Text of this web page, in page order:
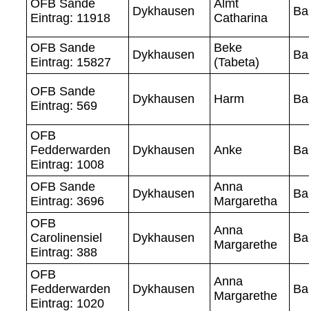
OFB Sande
Eintrag: 11918
Dykhausen
Almt
Catharina
OFB Sande
Eintrag: 15827
Dykhausen
Beke
(Tabeta)
OFB Sande
Eintrag: 569
Dykhausen Harm
OFB
Fedderwarden
Eintrag: 1008
Dykhausen Anke
OFB Sande
Eintrag: 3696
Dykhausen
Anna
Margaretha
OFB
Carolinensiel
Eintrag: 388
Dykhausen
Anna
Margarethe
OFB
Fedderwarden
Eintrag: 1020
Dykhausen
Anna
Margarethe